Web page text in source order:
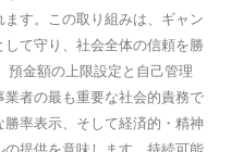
す。この取り組みは、ギャン
て守り、社会全体の信頼を勝
預金額の上限設定と自己管理
者の最も重要な社会的責務で
率表示、そして経済的・精神